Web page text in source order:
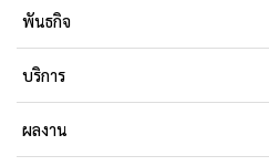
พันธกิจ
บริการ
ผลงาน